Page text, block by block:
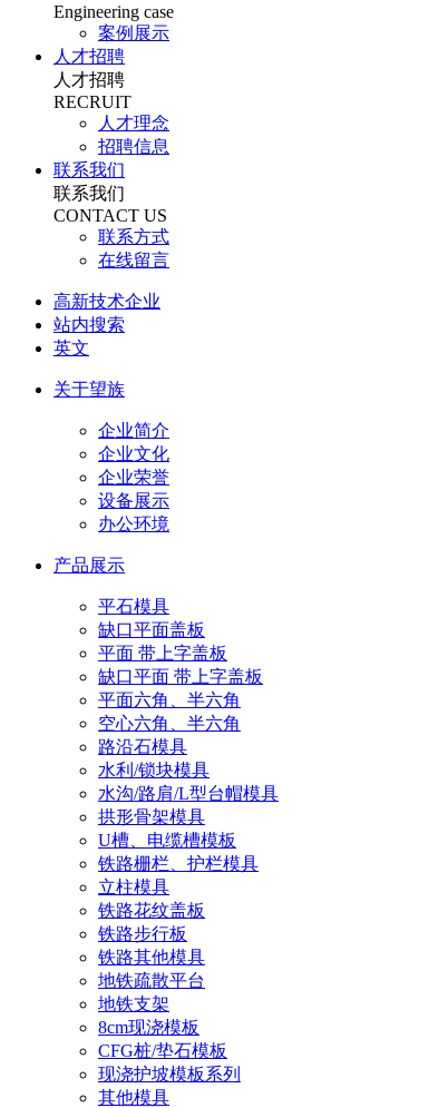
Engineering case
案例展示
人才招聘
人才招聘
RECRUIT
人才理念
招聘信息
联系我们
联系我们
CONTACT US
联系方式
在线留言
高新技术企业
站内搜索
英文
关于望族
企业简介
企业文化
企业荣誉
设备展示
办公环境
产品展示
平石模具
缺口平面盖板
平面 带上字盖板
缺口平面 带上字盖板
平面六角、半六角
空心六角、半六角
路沿石模具
水利/锁块模具
水沟/路肩/L型台帽模具
拱形骨架模具
U槽、电缆槽模板
铁路栅栏、护栏模具
立柱模具
铁路花纹盖板
铁路步行板
铁路其他模具
地铁疏散平台
地铁支架
8cm现浇模板
CFG桩/垫石模板
现浇护坡模板系列
其他模具